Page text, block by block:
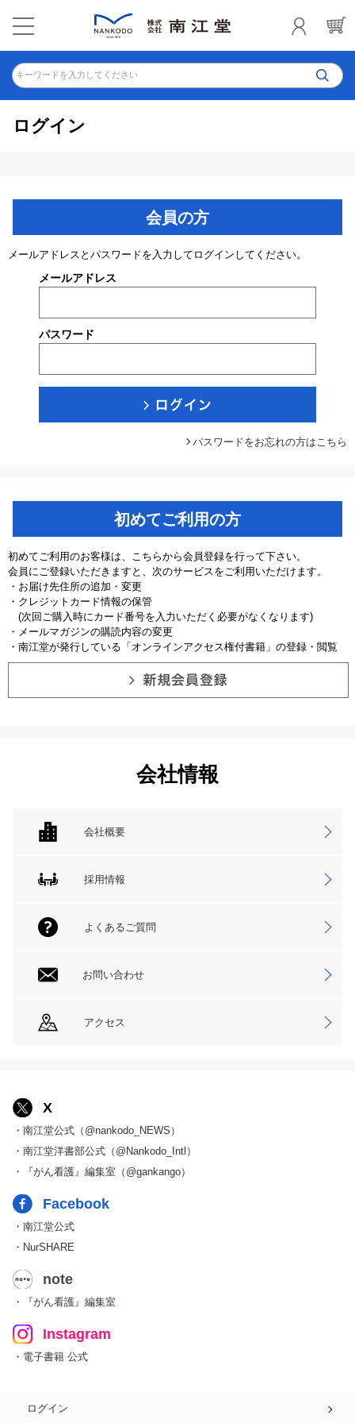
キーワードを入力してください
ログイン
会員の方
メールアドレスとパスワードを入力してログインしてください。
メールアドレス
パスワード
パスワードをお忘れの方はこちら
初めてご利用の方
初めてご利用のお客様は、こちらから会員登録を行って下さい。
会員にご登録いただきますと、次のサービスをご利用いただけます。
・お届け先住所の追加・変更
・クレジットカード情報の保管
(次回ご購入時にカード番号を入力いただく必要がなくなります)
・メールマガジンの購読内容の変更
・南江堂が発行している「オンラインアクセス権付書籍」の登録・閲覧
会社情報
会社概要
採用情報
よくあるご質問
お問い合わせ
アクセス
X
・南江堂公式（@nankodo_NEWS）
・南江堂洋書部公式（@Nankodo_Intl）
・『がん看護』編集室（@gankango）
Facebook
・南江堂公式
・NurSHARE
note
・『がん看護』編集室
Instagram
・電子書籍 公式
ログイン